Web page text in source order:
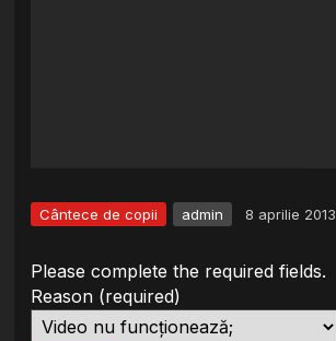
Cântece de copii admin 8 aprilie 2013
Please complete the required fields.
Reason (required)